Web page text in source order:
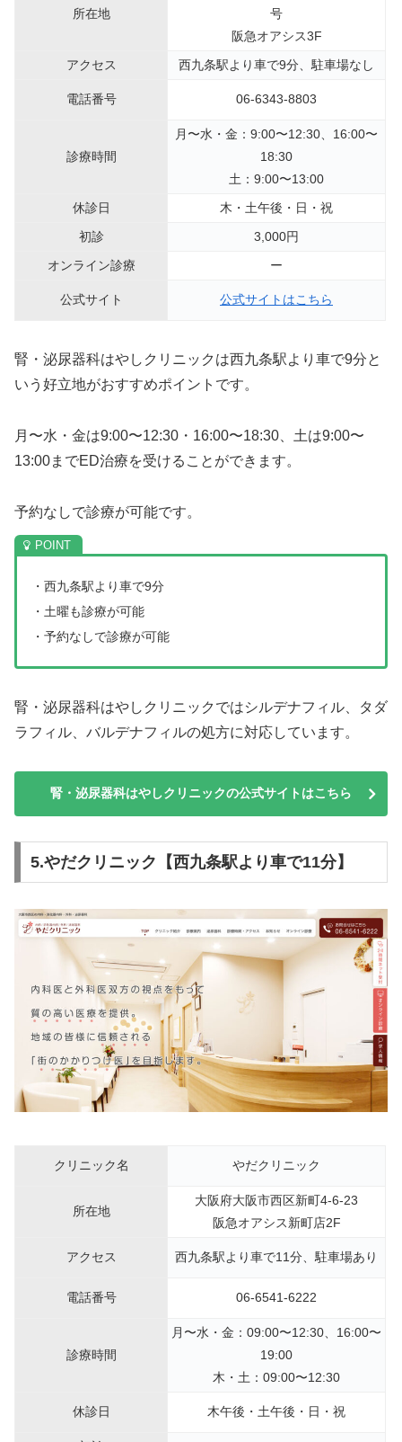
所在地
号
阪急オアシス3F
アクセス
西九条駅より車で9分、駐車場なし
電話番号 06-6343-8803
診療時間
月〜水・金：9:00〜12:30、16:00〜
18:30
土：9:00〜13:00
休診日
木・土午後・日・祝
初診
3,000円
オンライン診療
ー
公式サイト 公式サイトはこちら
腎・泌尿器科はやしクリニックは西九条駅より車で9分と
いう好立地がおすすめポイントです。
月〜水・金は9:00〜12:30・16:00〜18:30、土は9:00〜
13:00までED治療を受けることができます。
予約なしで診療が可能です。
・西九条駅より車で9分
・土曜も診療が可能
・予約なしで診療が可能
腎・泌尿器科はやしクリニックではシルデナフィル、タダ
ラフィル、バルデナフィルの処方に対応しています。
腎・泌尿器科はやしクリニックの公式サイトはこちら
5.やだクリニック【西九条駅より車で11分】
クリニック名 やだクリニック
所在地
大阪府大阪市西区新町4-6-23
阪急オアシス新町店2F
アクセス 西九条駅より車で11分、駐車場あり
電話番号 06-6541-6222
診療時間
月〜水・金：09:00〜12:30、16:00〜
19:00
木・土：09:00〜12:30
休診日 木午後・土午後・日・祝